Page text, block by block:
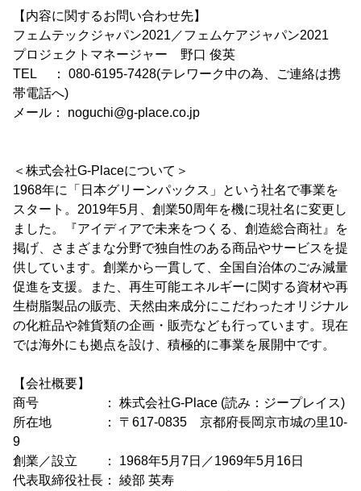
【内容に関するお問い合わせ先】
フェムテックジャパン2021／フェムケアジャパン2021
プロジェクトマネージャー 野口 俊英
TEL ： 080-6195-7428(テレワーク中の為、ご連絡は携
帯電話へ)
メール： noguchi@g-place.co.jp
＜株式会社G-Placeについて＞
1968年に「日本グリーンパックス」という社名で事業を
スタート。2019年5月、創業50周年を機に現社名に変更し
ました。『アイディアで未来をつくる、創造総合商社』を
掲げ、さまざまな分野で独自性のある商品やサービスを提
供しています。創業から一貫して、全国自治体のごみ減量
促進を支援。また、再生可能エネルギーに関する資材や再
生樹脂製品の販売、天然由来成分にこだわったオリジナル
の化粧品や雑貨類の企画・販売なども行っています。現在
では海外にも拠点を設け、積極的に事業を展開中です。
【会社概要】
商号 ： 株式会社G-Place (読み：ジープレイス)
所在地 ： 〒617-0835 京都府長岡京市城の里10-
9
創業／設立 ： 1968年5月7日／1969年5月16日
代表取締役社長： 綾部 英寿